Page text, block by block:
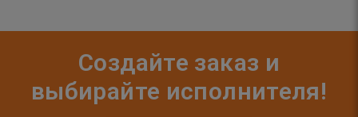
Создайте заказ и
выбирайте исполнителя!